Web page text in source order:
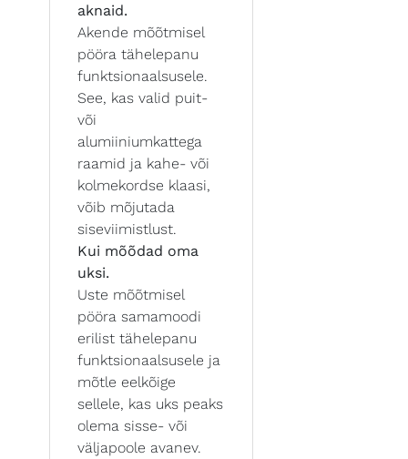
aknaid.
Akende mõõtmisel
pööra tähelepanu
funktsionaalsusele.
See, kas valid puit-
või
alumiiniumkattega
raamid ja kahe- või
kolmekordse klaasi,
võib mõjutada
siseviimistlust.
Kui mõõdad oma
uksi.
Uste mõõtmisel
pööra samamoodi
erilist tähelepanu
funktsionaalsusele ja
mõtle eelkõige
sellele, kas uks peaks
olema sisse- või
väljapoole avanev.